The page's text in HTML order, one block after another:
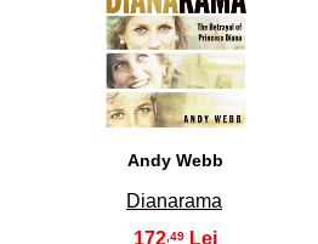
9
Andy Webb
Dianarama
172 ,49